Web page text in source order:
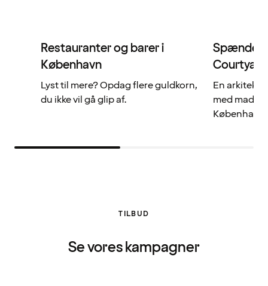
Restauranter og barer i
København
Lyst til mere? Opdag flere guldkorn,
du ikke vil gå glip af.
Courtyard
En
med mad
København.
TILBUD
Se vores kampagner